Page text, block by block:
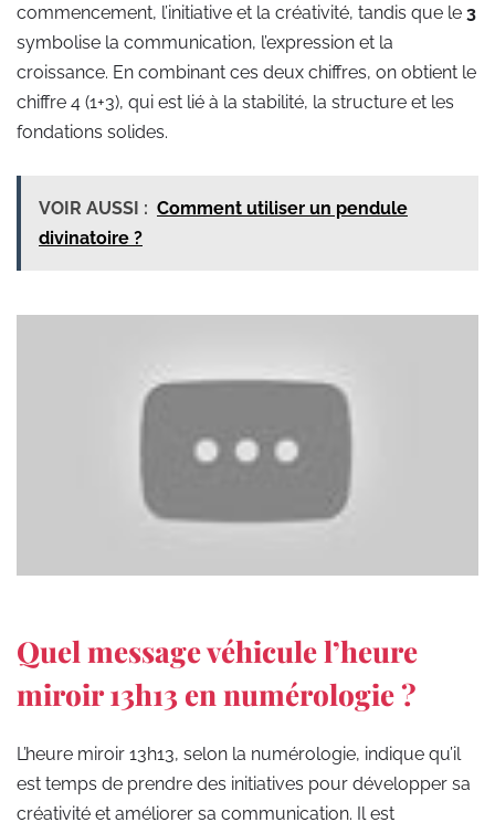
commencement, l’initiative et la créativité, tandis que le 3
symbolise la communication, l’expression et la
croissance. En combinant ces deux chiffres, on obtient le
chiffre 4 (1+3), qui est lié à la stabilité, la structure et les
fondations solides.
VOIR AUSSI : Comment utiliser un pendule
divinatoire ?
Quel message véhicule l’heure
miroir 13h13 en numérologie ?
L’heure miroir 13h13, selon la numérologie, indique qu’il
est temps de prendre des initiatives pour développer sa
créativité et améliorer sa communication. Il est